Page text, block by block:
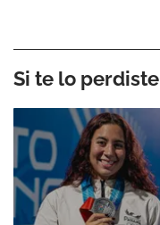
Si te lo perdiste